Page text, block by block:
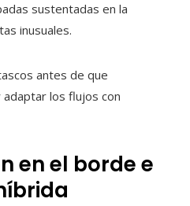
sustentadas en la
inusuales.
antes de que
los flujos con
en el borde e